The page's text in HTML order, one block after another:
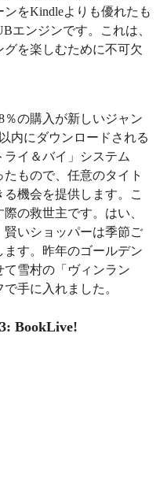
をKindleよりも優れたも
エンジンです。これは、
を楽しむために不可欠
％の購入が新しいジャン
内にダウンロードされる
イ＆バイ」システム
もので、任意のタイト
機会を提供します。こ
の救世主です。はい、
いショッパーは季節ご
す。昨年のゴールデン
雪村の「ヴィンラン
手に入れました。
BookLive!